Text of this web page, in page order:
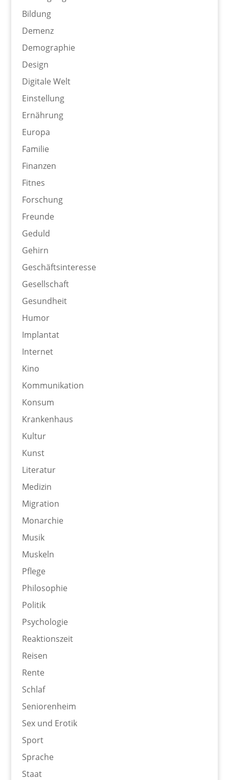
Bildung
Demenz
Demographie
Design
Digitale Welt
Einstellung
Ernährung
Europa
Familie
Finanzen
Fitnes
Forschung
Freunde
Geduld
Gehirn
Geschäftsinteresse
Gesellschaft
Gesundheit
Humor
Implantat
Internet
Kino
Kommunikation
Konsum
Krankenhaus
Kultur
Kunst
Literatur
Medizin
Migration
Monarchie
Musik
Muskeln
Pflege
Philosophie
Politik
Psychologie
Reaktionszeit
Reisen
Rente
Schlaf
Seniorenheim
Sex und Erotik
Sport
Sprache
Staat